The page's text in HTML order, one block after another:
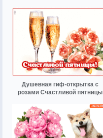
Душевная гиф-открытка с
розами Счастливой пятницы